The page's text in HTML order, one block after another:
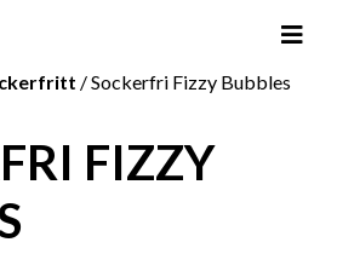
/ Sockerfri Fizzy Bubbles
FIZZY